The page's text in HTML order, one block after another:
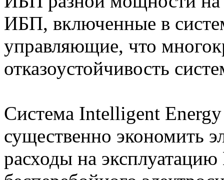
ИБП, включенные в
управляющие, что
отказоустойчивость
Система Intelligent Energy
существенно экономить
расходы на